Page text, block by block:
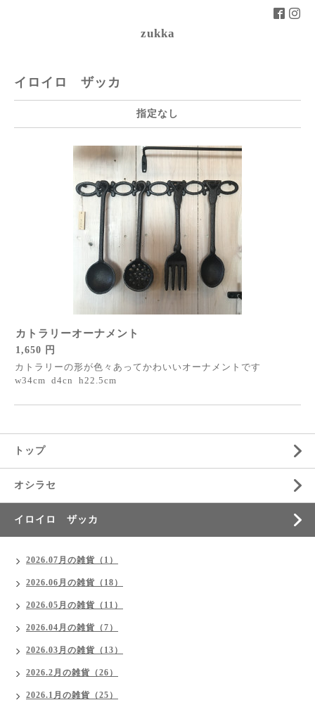
zukka
イロイロ ザッカ
指定なし
カトラリーオーナメント
1,650 円
カトラリーの形が色々あってかわいいオーナメントです
w34cm d4cn h22.5cm
トップ
オシラセ
イロイロ ザッカ
2026.07月の雑貨（1）
2026.06月の雑貨（18）
2026.05月の雑貨（11）
2026.04月の雑貨（7）
2026.03月の雑貨（13）
2026.2月の雑貨（26）
2026.1月の雑貨（25）